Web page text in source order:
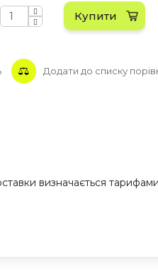
Купити
Додати до списку
визначається